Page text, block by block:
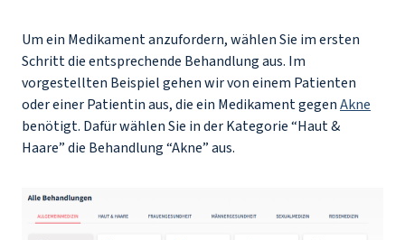
Um ein Medikament anzufordern, wählen Sie im ersten
Schritt die entsprechende Behandlung aus. Im
vorgestellten Beispiel gehen wir von einem Patienten
oder einer Patientin aus, die ein Medikament gegenAkne
benötigt. Dafür wählen Sie in der Kategorie “Haut &
Haare” die Behandlung “Akne” aus.